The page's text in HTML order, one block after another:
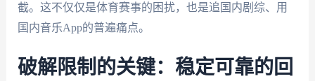
截。这不仅仅是体育赛事的困扰，也是追国内剧综、用
国内音乐App的普遍痛点。
破解限制的关键：稳定可靠的回